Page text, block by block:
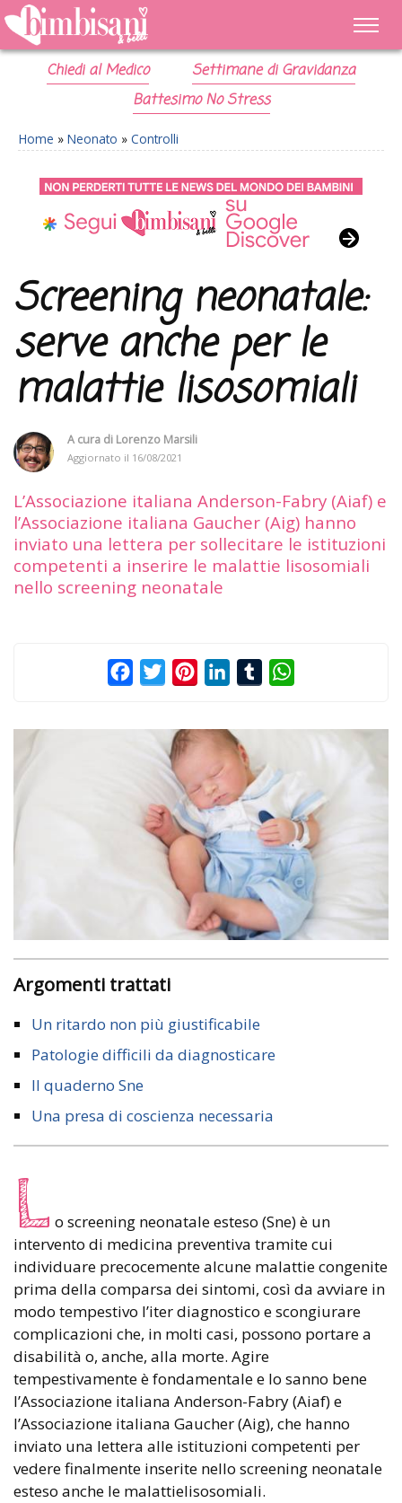
Chiedi al Medico
Settimane di Gravidanza
Battesimo No Stress
Home » Neonato » Controlli
Screening neonatale:
serve anche per le
malattie lisosomiali
A cura di Lorenzo Marsili
Aggiornato il 16/08/2021
L’Associazione italiana Anderson-Fabry (Aiaf) e
l’Associazione italiana Gaucher (Aig) hanno
inviato una lettera per sollecitare le istituzioni
competenti a inserire le malattie lisosomiali
nello screening neonatale
FacebookTwitterPinterestLinkedInTumblr
Argomenti trattati
Un ritardo non più giustificabile
Patologie difficili da diagnosticare
Il quaderno Sne
Una presa di coscienza necessaria
L o screening neonatale esteso (Sne) è un
intervento di medicina preventiva tramite cui
individuare precocemente alcune malattie congenite
prima della comparsa dei sintomi, così da avviare in
modo tempestivo l’iter diagnostico e scongiurare
complicazioni che, in molti casi, possono portare a
disabilità o, anche, alla morte. Agire
tempestivamente è fondamentale e lo sanno bene
l’Associazione italiana Anderson-Fabry (Aiaf) e
l’Associazione italiana Gaucher (Aig), che hanno
inviato una lettera alle istituzioni competenti per
vedere finalmente inserite nello screening neonatale
esteso anche le malattielisosomiali.